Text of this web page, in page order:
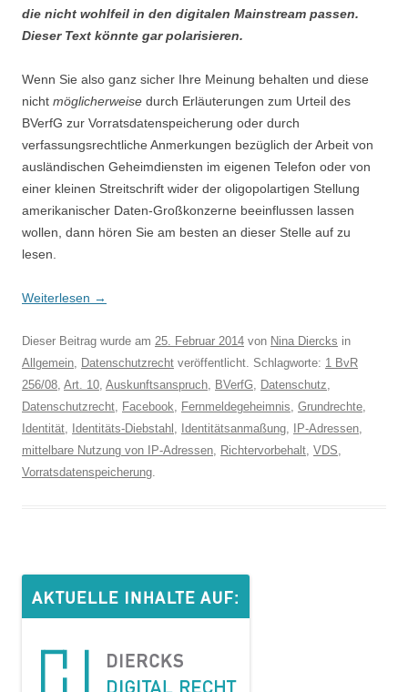
die nicht wohlfeil in den digitalen Mainstream passen.
Dieser Text könnte gar polarisieren.
Wenn Sie also ganz sicher Ihre Meinung behalten und diese
nicht möglicherweise durch Erläuterungen zum Urteil des
BVerfG zur Vorratsdatenspeicherung oder durch
verfassungsrechtliche Anmerkungen bezüglich der Arbeit von
ausländischen Geheimdiensten im eigenen Telefon oder von
einer kleinen Streitschrift wider der oligopolartigen Stellung
amerikanischer Daten-Großkonzerne beeinflussen lassen
wollen, dann hören Sie am besten an dieser Stelle auf zu
lesen.
Weiterlesen →
Dieser Beitrag wurde am 25. Februar 2014 von Nina Diercks in
Allgemein, Datenschutzrecht veröffentlicht. Schlagworte: 1 BvR
256/08, Art. 10, Auskunftsanspruch, BVerfG, Datenschutz,
Datenschutzrecht, Facebook, Fernmeldegeheimnis, Grundrechte,
Identität, Identitäts-Diebstahl , Identitätsanmaßung, IP-Adressen,
mittelbare Nutzung von IP-Adressen, Richtervorbehalt, VDS,
Vorratsdatenspeicherung.